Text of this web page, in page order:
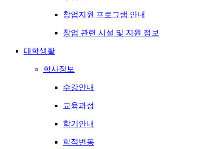
창업지원 프로그램 안내
창업 관련 시설 및 지원 정보
대학생활
학사정보
수강안내
교육과정
학기안내
학적변동